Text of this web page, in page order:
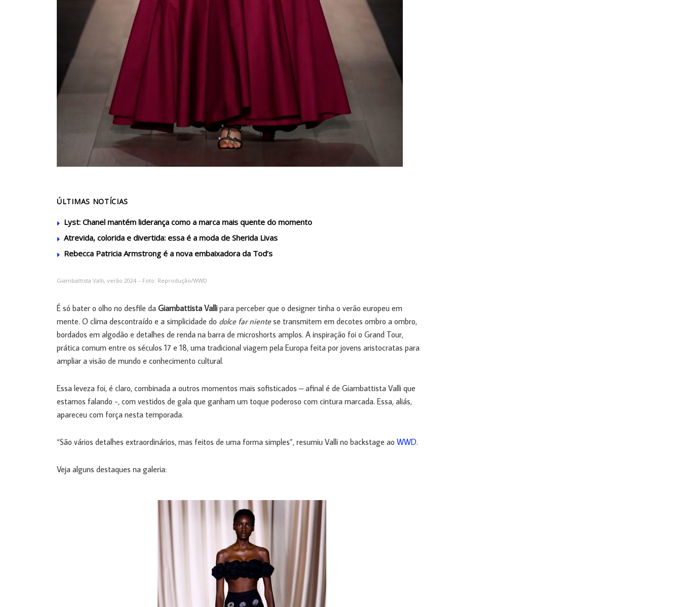
ÚLTIMAS NOTÍCIAS
Lyst: Chanel mantém liderança como a marca mais quente do momento
Atrevida, colorida e divertida: essa é a moda de Sherida Livas
Rebecca Patricia Armstrong é a nova embaixadora da Tod’s
Giambattista Valli, verão 2024 – Foto: Reprodução/WWD
É só bater o olho no desfile da Giambattista Valli para perceber que o designer tinha o verão europeu em
mente. O clima descontraído e a simplicidade do dolce far nientese transmitem em decotes ombro a ombro,
bordados em algodão e detalhes de renda na barra de microshorts amplos. A inspiração foi o Grand Tour,
prática comum entre os séculos 17 e 18, uma tradicional viagem pela Europa feita por jovens aristocratas para
ampliar a visão de mundo e conhecimento cultural.
Essa leveza foi, é claro, combinada a outros momentos mais sofisticados – afinal é de Giambattista Valli que
estamos falando -, com vestidos de gala que ganham um toque poderoso com cintura marcada. Essa, aliás,
apareceu com força nesta temporada.
“São vários detalhes extraordinários, mas feitos de uma forma simples”, resumiu Valli no backstage ao WWD.
Veja alguns destaques na galeria: